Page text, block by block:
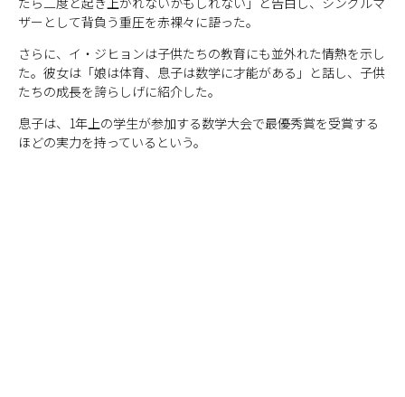
ザーとして背負う重圧を赤裸々に語った。
さらに、イ・ジヒョンは子供たちの教育にも並外れた情熱を示し
た。彼女は「娘は体育、息子は数学に才能がある」と話し、子供
たちの成長を誇らしげに紹介した。
息子は、1年上の学生が参加する数学大会で最優秀賞を受賞する
ほどの実力を持っているという。